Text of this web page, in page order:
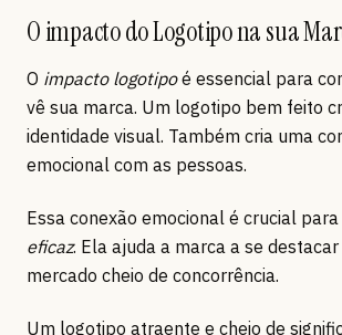
O impacto do Logotipo na sua
O impacto logotipoé essencial para
vê sua marca. Um logotipo bem feito
identidade visual. Também cria uma
emocional com as pessoas.
Essa conexão emocional é crucial para
eficaz. Ela ajuda a marca a se
mercado cheio de concorrência.
Um logotipo atraente e cheio de